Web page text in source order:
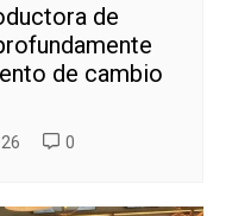
de
de cambio
0